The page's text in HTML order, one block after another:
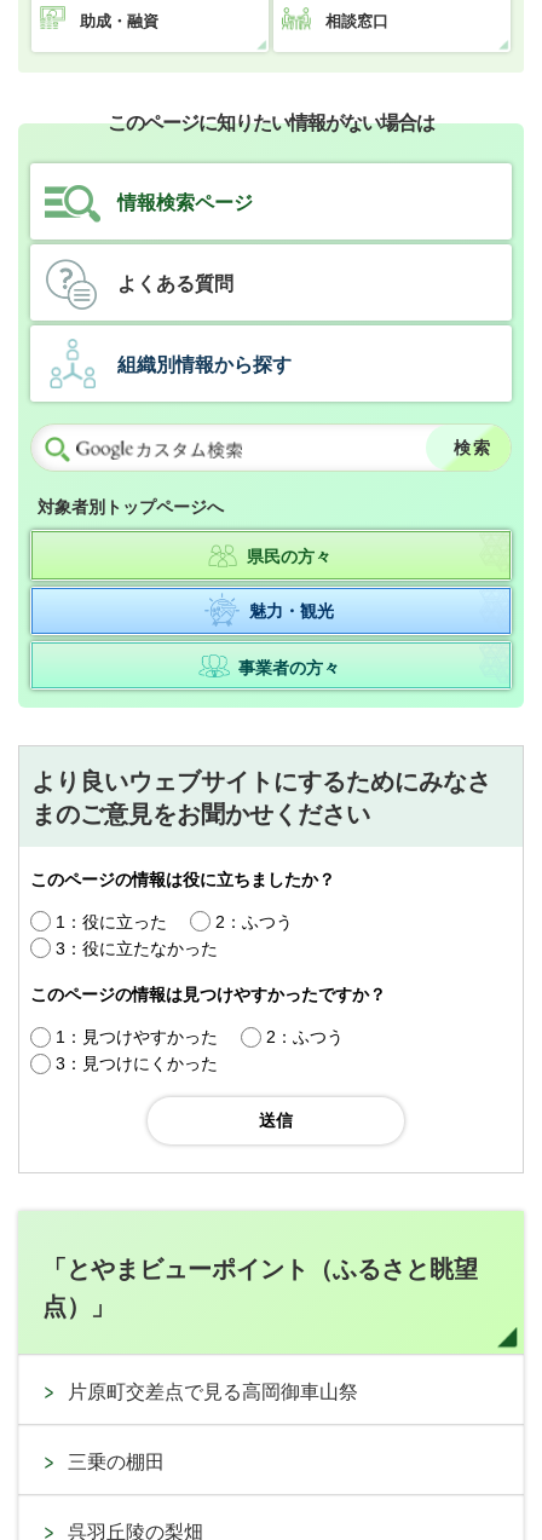
助成・融資 相談窓口
このページに知りたい情報がない場合は
情報検索ページ
よくある質問
組織別情報から探す
対象者別トップページへ
県民の方々
魅力・観光
事業者の方々
より良いウェブサイトにするためにみなさ
まのご意見をお聞かせください
このページの情報は役に立ちましたか？
1：役に立った
2：ふつう
3：役に立たなかった
このページの情報は見つけやすかったですか？
1：見つけやすかった
2：ふつう
3：見つけにくかった
「とやまビューポイント（ふるさと眺望
点）」
片原町交差点で見る高岡御車山祭
三乗の棚田
呉羽丘陵の梨畑